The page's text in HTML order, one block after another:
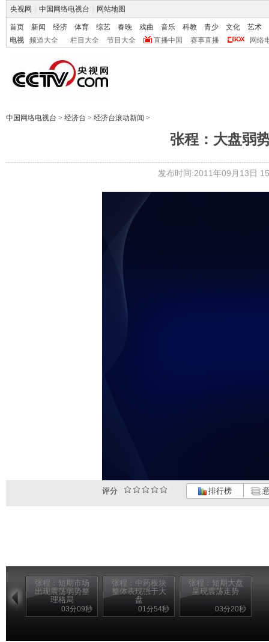
央视网 中国网络电视台 网站地图
首页 新闻 经济 体育 综艺 春晚 戏曲 音乐 科教 青少 文化
艺术
电视
频道大全 栏目大全 节目大全 直播中国 赛事直播 网络
中国网络电视台 > 经济台 > 经济台滚动新闻 >
张程：大盘弱
发布时间:2011年09月13日
评分 排行榜
张程：短期市场
出现震荡弱势整
理格局
03分09秒
张程：中药板块
整体表现强于大
盘
01分54秒
张程：短期大盘
呈现震荡走势
03分20秒